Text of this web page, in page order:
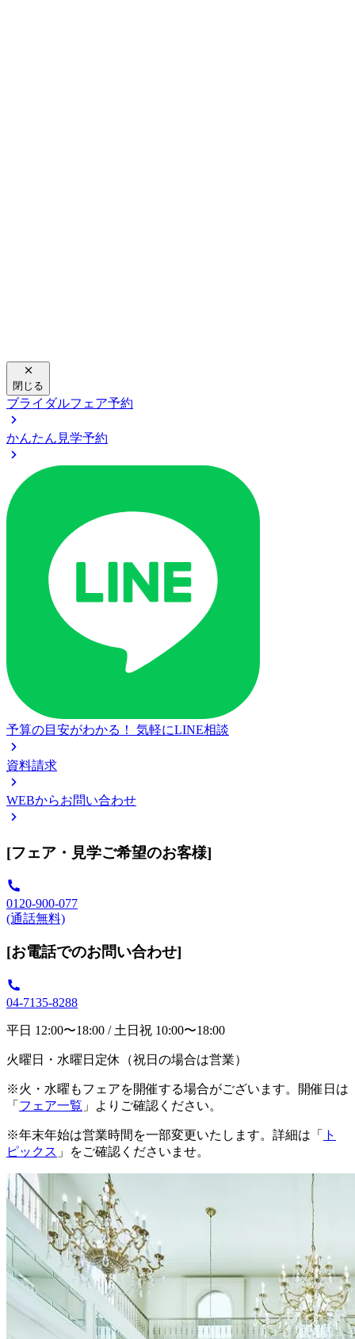
閉じる
ブライダルフェア予約
かんたん見学予約
予算の目安がわかる！ 気軽にLINE相談
資料請求
WEBからお問い合わせ
[フェア・見学ご希望のお客様]
0120-900-077
(通話無料)
[お電話でのお問い合わせ]
04-7135-8288
平日 12:00〜18:00 / 土日祝 10:00〜18:00
火曜日・水曜日定休（祝日の場合は営業）
※火・水曜もフェアを開催する場合がございます。開催日は
「 フェア一覧 」よりご確認ください。
※年末年始は営業時間を一部変更いたします。詳細は「
ト
ピックス 」をご確認くださいませ。